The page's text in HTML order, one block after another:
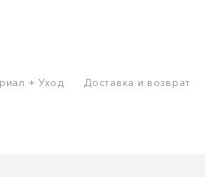
+ Уход Доставка и возврат